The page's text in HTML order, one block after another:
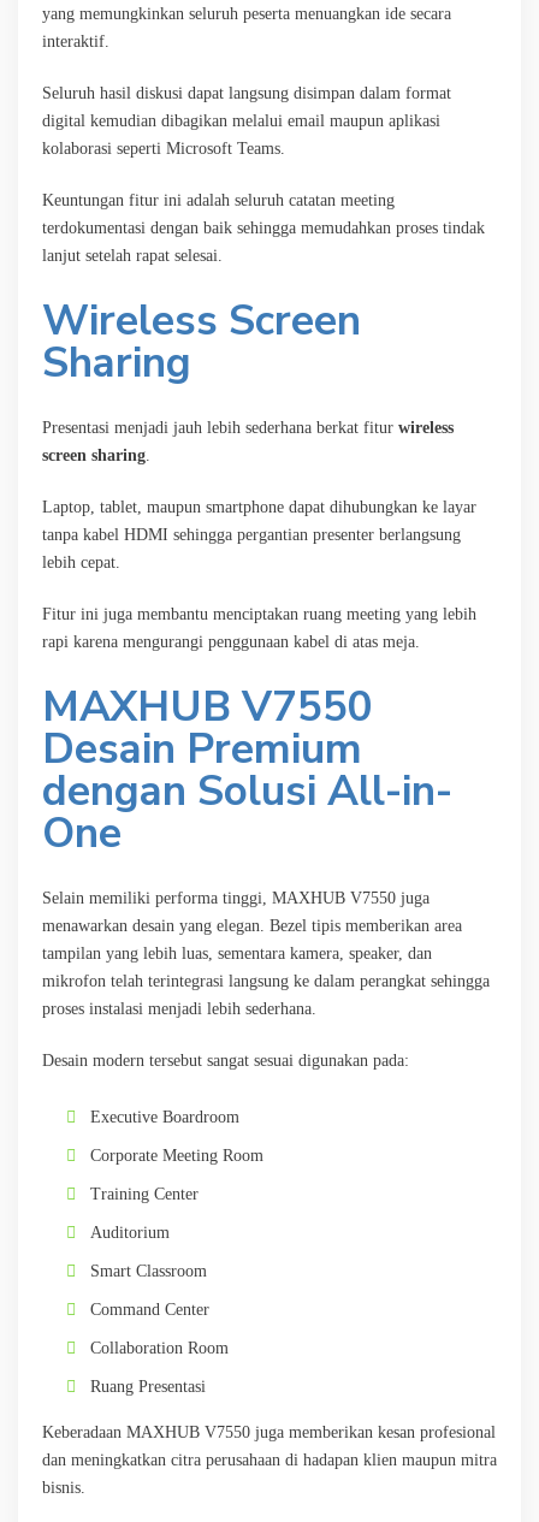
yang memungkinkan seluruh peserta menuangkan ide secara
interaktif.
Seluruh hasil diskusi dapat langsung disimpan dalam format
digital kemudian dibagikan melalui email maupun aplikasi
kolaborasi seperti Microsoft Teams.
Keuntungan fitur ini adalah seluruh catatan meeting
terdokumentasi dengan baik sehingga memudahkan proses tindak
lanjut setelah rapat selesai.
Wireless Screen
Sharing
Presentasi menjadi jauh lebih sederhana berkat fitur wireless
screen sharing
Laptop, tablet, maupun smartphone dapat dihubungkan ke layar
tanpa kabel HDMI sehingga pergantian presenter berlangsung
lebih cepat.
Fitur ini juga membantu menciptakan ruang meeting yang lebih
rapi karena mengurangi penggunaan kabel di atas meja.
MAXHUB V7550
Desain Premium
dengan Solusi All-in-
One
Selain memiliki performa tinggi, MAXHUB V7550 juga
menawarkan desain yang elegan. Bezel tipis memberikan area
tampilan yang lebih luas, sementara kamera, speaker, dan
mikrofon telah terintegrasi langsung ke dalam perangkat sehingga
proses instalasi menjadi lebih sederhana.
Desain modern tersebut sangat sesuai digunakan pada:
Executive Boardroom
Corporate Meeting Room
Training Center
Auditorium
Smart Classroom
Command Center
Collaboration Room
Ruang Presentasi
Keberadaan MAXHUB V7550 juga memberikan kesan profesional
dan meningkatkan citra perusahaan di hadapan klien maupun mitra
bisnis.